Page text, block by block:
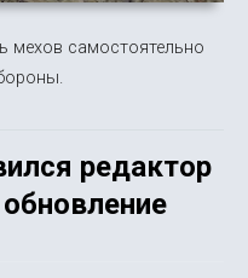
мехов самостоятельно
редактор